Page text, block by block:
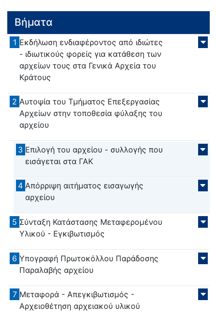
Βήματα
1 Εκδήλωση ενδιαφέροντος από ιδιώτες
- ιδιωτικούς φορείς για κατάθεση των
αρχείων τους στα Γενικά Αρχεία του
Κράτους
2 Αυτοψία του Τμήματος Επεξεργασίας
Αρχείων στην τοποθεσία φύλαξης του
αρχείου
3 Επιλογή του αρχείου - συλλογής που
εισάγεται στα ΓΑΚ
4 Απόρριψη αιτήματος εισαγωγής
αρχείου
5 Σύνταξη Κατάστασης Μεταφερομένου
Υλικού - Εγκιβωτισμός
6 Υπογραφή Πρωτοκόλλου Παράδοσης
Παραλαβής αρχείου
7 Μεταφορά - Απεγκιβωτισμός -
Αρχειοθέτηση αρχειακού υλικού